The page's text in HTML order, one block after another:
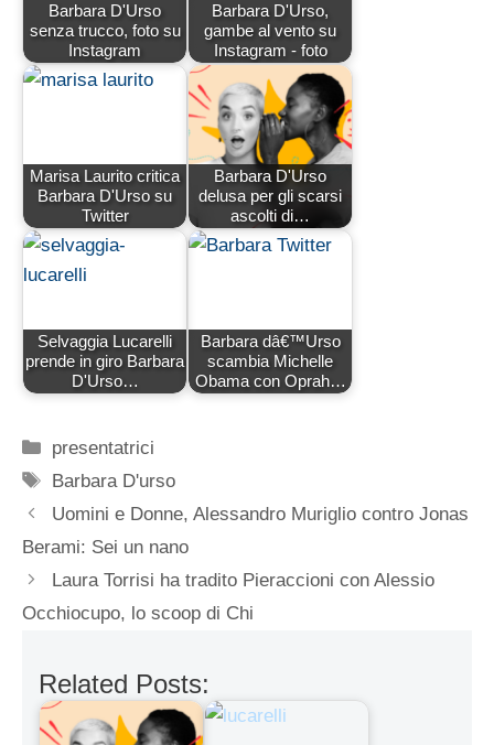
Barbara D'Urso
senza trucco, foto su
Instagram
Barbara D'Urso,
gambe al vento su
Instagram - foto
Marisa Laurito critica
Barbara D'Urso su
Twitter
Barbara D'Urso
delusa per gli scarsi
ascolti di…
Selvaggia Lucarelli
prende in giro Barbara
D'Urso…
Barbara dâ€™Urso
scambia Michelle
Obama con Oprah…
Categorie
presentatrici
Tag
Barbara D'urso
Uomini e Donne, Alessandro Muriglio contro Jonas
Berami: Sei un nano
Laura Torrisi ha tradito Pieraccioni con Alessio
Occhiocupo, lo scoop di Chi
Related Posts: